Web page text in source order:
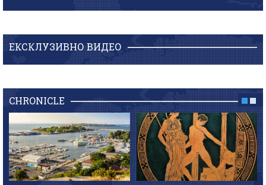
ЕКСКЛУЗИВНО ВИДЕО
CHRONICLE